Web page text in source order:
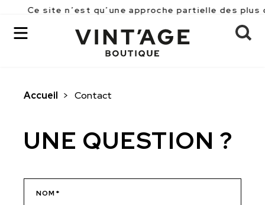
Ce site n’est qu’une approche partielle des plus
Accueil > Contact
UNE QUESTION ?